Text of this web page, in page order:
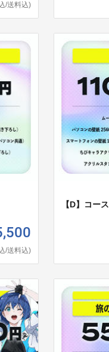
/送料込)
/送料込)
【D】コース